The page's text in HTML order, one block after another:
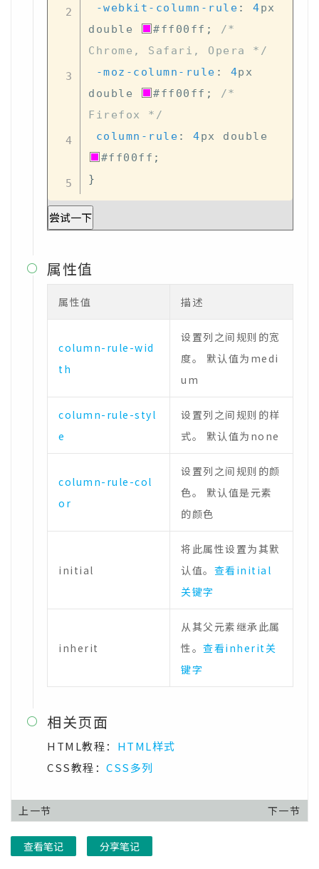
-webkit-column-rule : 4px
double
#ff00ff ;
/*
Chrome, Safari, Opera */
-moz-column-rule : 4px
double
#ff00ff ;
/*
Firefox */
column-rule : 4px
double
#ff00ff ;
}
尝试一下
 属性值
属性值 描述
column-rule-wid
th
设置列之间规则的宽
度。 默认值为medi
um
column-rule-styl
e
设置列之间规则的样
式。 默认值为none
column-rule-col
or
设置列之间规则的颜
色。 默认值是元素
的颜色
initial
将此属性设置为其默
认值。 查看initial
关键字
inherit
从其父元素继承此属
性。 查看inherit关
键字
 相关页面
HTML教程： HTML样式
CSS教程： CSS多列
上一节 下一节
查看笔记 分享笔记